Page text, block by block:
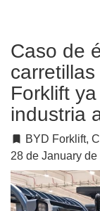
Caso de
Forklift
industria
turned_in BYD Forklift,
28 de January de